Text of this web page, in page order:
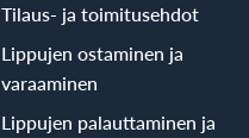
Tilaus- ja toimitusehdot
Lippujen ostaminen ja
varaaminen
Lippujen palauttaminen ja